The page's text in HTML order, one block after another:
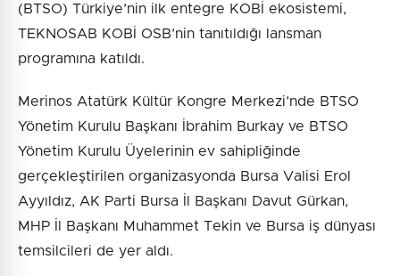
(BTSO) Türkiye’nin ilk entegre KOBİ ekosistemi,
TEKNOSAB KOBİ OSB’nin tanıtıldığı lansman
programına katıldı.
Merinos Atatürk Kültür Kongre Merkezi’nde BTSO
Yönetim Kurulu Başkanı İbrahim Burkay ve BTSO
Yönetim Kurulu Üyelerinin ev sahipliğinde
gerçekleştirilen organizasyonda Bursa Valisi Erol
Ayyıldız, AK Parti Bursa İl Başkanı Davut Gürkan,
MHP İl Başkanı Muhammet Tekin ve Bursa iş dünyası
temsilcileri de yer aldı.